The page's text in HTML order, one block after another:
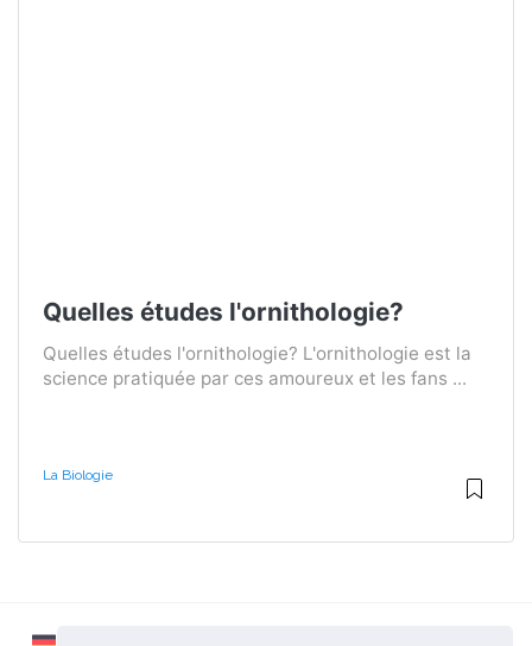
Quelles études l'ornithologie?
Quelles études l'ornithologie? L'ornithologie est la
science pratiquée par ces amoureux et les fans ...
La Biologie